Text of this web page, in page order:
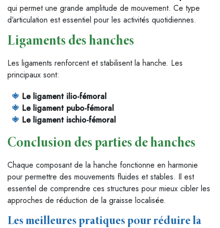
qui permet une grande amplitude de mouvement. Ce type
d’articulation est essentiel pour les activités quotidiennes.
Ligaments des hanches
Les ligaments renforcent et stabilisent la hanche. Les
principaux sont:
Le ligament ilio-fémoral
Le ligament pubo-fémoral
Le ligament ischio-fémoral
Conclusion des parties de hanches
Chaque composant de la hanche fonctionne en harmonie
pour permettre des mouvements fluides et stables. Il est
essentiel de comprendre ces structures pour mieux cibler les
approches de réduction de la graisse localisée.
Les meilleures pratiques pour réduire la